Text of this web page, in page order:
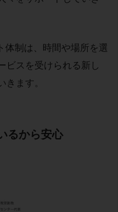
体制は、時間や場所を選
ビスを受けられる新し
きます。
るから安心